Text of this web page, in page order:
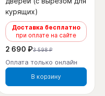
курящих)
Доставка бесплатно
при оплате на сайте
2 690 ₽3 598 ₽
Оплата только онлайн
В корзину